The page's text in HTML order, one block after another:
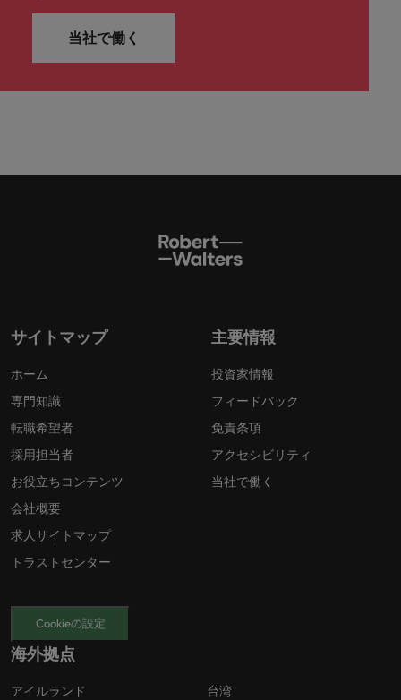
当社で働く
サイトマップ
ホーム
専門知識
転職希望者
採用担当者
お役立ちコンテンツ
会社概要
求人サイトマップ
トラストセンター
主要情報
投資家情報
フィードバック
免責条項
アクセシビリティ
当社で働く
Cookieの設定
海外拠点
アイルランド
台湾